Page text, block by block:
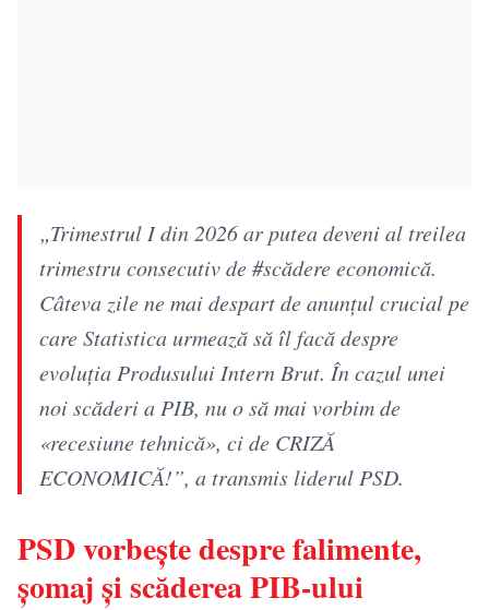
„Trimestrul I din 2026 ar putea deveni al treilea
trimestru consecutiv de #scădere economică.
Câteva zile ne mai despart de anunțul crucial pe
care Statistica urmează să îl facă despre
evoluția Produsului Intern Brut. În cazul unei
noi scăderi a PIB, nu o să mai vorbim de
«recesiune tehnică», ci de CRIZĂ
ECONOMICĂ!”, a transmis liderul PSD.
PSD vorbește despre falimente,
șomaj și scăderea PIB-ului